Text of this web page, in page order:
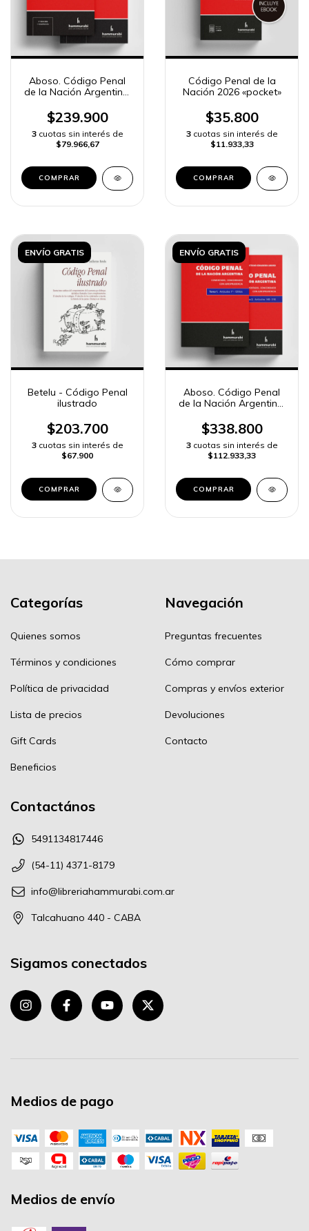
Aboso. Código Penal
de la Nación Argentina.
jurisprudencia 2 tomos
$239.900
3 cuotas sin interés de
$79.966,67
COMPRAR
Código Penal de la
Nación 2026 «pocket»
$35.800
3 cuotas sin interés de
$11.933,33
COMPRAR
ENVÍO GRATIS
Betelu - Código Penal
ilustrado
$203.700
3 cuotas sin interés de
$67.900
ENVÍO GRATIS
Aboso. Código Penal
de la Nación Argentina.
concordado con
jurisprudencia
$338.800
3 cuotas sin interés de
$112.933,33
COMPRAR
Categorías
Quienes somos
Términos y condiciones
Política de privacidad
Lista de precios
Gift Cards
Beneficios
Navegación
Preguntas frecuentes
Cómo comprar
Compras y envíos exterior
Devoluciones
Contacto
Contactános
5491134817446
(54-11) 4371-8179
info@libreriahammurabi.com.ar
Talcahuano 440 - CABA
Sigamos conectados
Medios de pago
Medios de envío